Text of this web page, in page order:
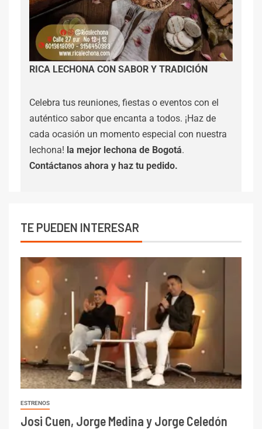
RICA LECHONA CON SABOR Y TRADICIÓN
Celebra tus reuniones, fiestas o eventos con el
auténtico sabor que encanta a todos. ¡Haz de
cada ocasión un momento especial con nuestra
lechona! la mejor lechona de Bogotá.
Contáctanos ahora y haz tu pedido.
TE PUEDEN INTERESAR
ESTRENOS
Josi Cuen, Jorge Medina y Jorge Celedón